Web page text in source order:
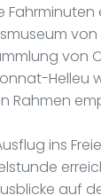
von
von
Helleu
Rahmen
ins
auf